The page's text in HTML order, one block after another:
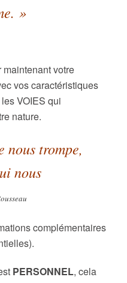
»
votre
vos caractéristiques
VOIES qui
nature.
nous trompe,
nous
complémentaires
PERSONNEL, cela